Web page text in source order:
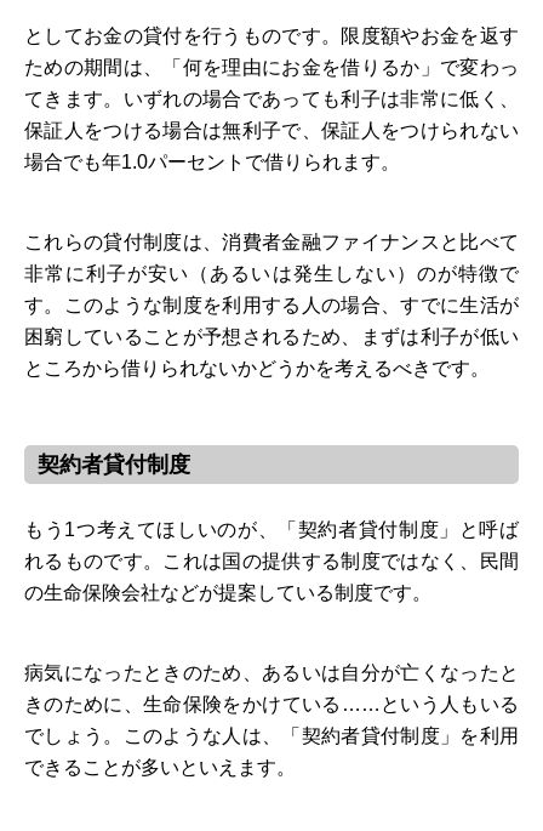
としてお金の貸付を行うものです。限度額やお金を返す
ための期間は、「何を理由にお金を借りるか」で変わっ
てきます。いずれの場合であっても利子は非常に低く、
保証人をつける場合は無利子で、保証人をつけられない
場合でも年1.0パーセントで借りられます。
これらの貸付制度は、消費者金融ファイナンスと比べて
非常に利子が安い（あるいは発生しない）のが特徴で
す。このような制度を利用する人の場合、すでに生活が
困窮していることが予想されるため、まずは利子が低い
ところから借りられないかどうかを考えるべきです。
契約者貸付制度
もう1つ考えてほしいのが、「契約者貸付制度」と呼ば
れるものです。これは国の提供する制度ではなく、民間
の生命保険会社などが提案している制度です。
病気になったときのため、あるいは自分が亡くなったと
きのために、生命保険をかけている……という人もいる
でしょう。このような人は、「契約者貸付制度」を利用
できることが多いといえます。